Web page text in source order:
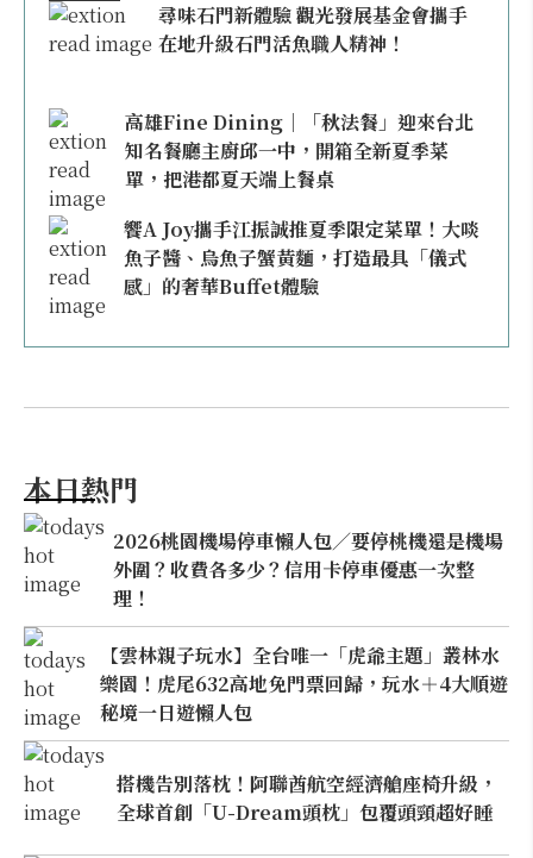
尋味石門新體驗 觀光發展基金會攜手
在地升級石門活魚職人精神！
高雄Fine Dining｜「秋法餐」迎來台北
知名餐廳主廚邱一中，開箱全新夏季菜
單，把港都夏天端上餐桌
饗A Joy攜手江振誠推夏季限定菜單！大啖
魚子醬、烏魚子蟹黃麵，打造最具「儀式
感」的奢華Buffet體驗
本日熱門
2026桃園機場停車懶人包／要停桃機還是機場
外圍？收費各多少？信用卡停車優惠一次整
理！
【雲林親子玩水】全台唯一「虎爺主題」叢林水
樂園！虎尾632高地免門票回歸，玩水＋4大順遊
秘境一日遊懶人包
搭機告別落枕！阿聯酋航空經濟艙座椅升級，
全球首創「U-Dream頭枕」包覆頭頸超好睡